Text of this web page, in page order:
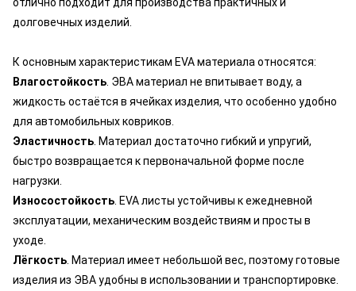
долговечных изделий.
К основным характеристикам EVA материала относятся:
Влагостойкость . ЭВА материал не впитывает воду, а
жидкость остаётся в ячейках изделия, что особенно удобно
для автомобильных ковриков.
Эластичность . Материал достаточно гибкий и упругий,
быстро возвращается к первоначальной форме после
нагрузки.
Износостойкость . EVA листы устойчивы к ежедневной
эксплуатации, механическим воздействиям и просты в
уходе.
Лёгкость . Материал имеет небольшой вес, поэтому готовые
изделия из ЭВА удобны в использовании и транспортировке.